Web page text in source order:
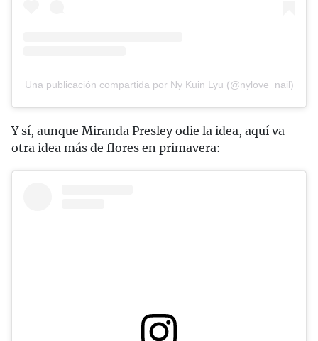
Una publicación compartida por Ny Kuin Lyu (@nylove_nail)
Y sí, aunque Miranda Presley odie la idea, aquí va
otra idea más de flores en primavera: